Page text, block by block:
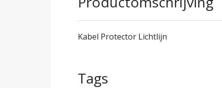
Kabel Protector Lichtlijn
Tags